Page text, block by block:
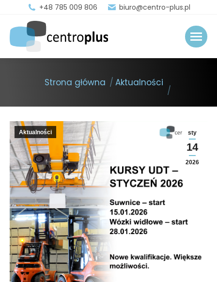
+48 785 009 806 biuro@centro-plus.pl
You are here:
Strona główna Aktualności
sty
14
2026
Aktualności